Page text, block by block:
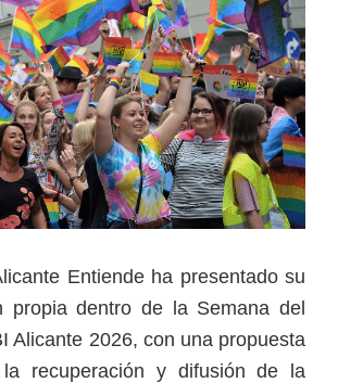
Entiende ha presentado su
propia dentro de la Semana del
Alicante 2026, con una propuesta
recuperación y difusión de la